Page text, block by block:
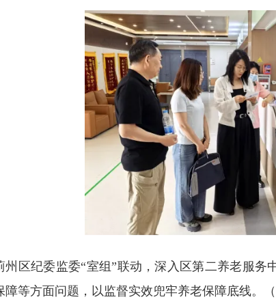
州区纪委监委“室组”联动，深入区第二养老服务
障等方面问题，以监督实效兜牢养老保障底线。